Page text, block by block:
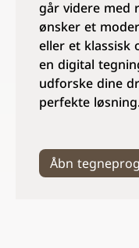
går videre med
ønsker et
eller et klassisk
en digital
udforske dine
perfekte
Åbn